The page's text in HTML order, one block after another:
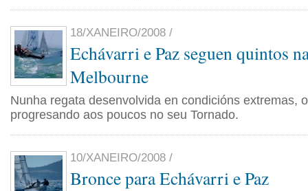
18/XANEIRO/2008 /
Echávarri e Paz seguen quintos
Melbourne
Nunha regata desenvolvida en condicións extremas,
progresando aos poucos no seu Tornado.
10/XANEIRO/2008 /
Bronce para Echávarri e Paz